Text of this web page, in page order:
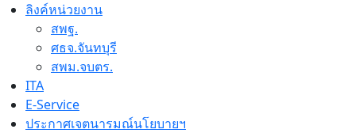
ลิงค์หน่วยงาน
สพฐ.
ศธจ.จันทบุรี
สพม.จบตร.
ITA
E-Service
ประกาศเจตนารมณ์นโยบายฯ